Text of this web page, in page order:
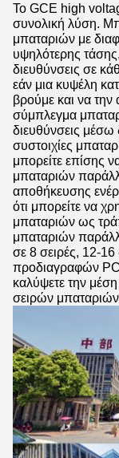
Το GCE high
συνολική λύση.
μπαταριών με
υψηλότερης
διευθύνσεις σε
εάν μια κυψέλη
βρούμε και να
σύμπλεγμα
διευθύνσεις
συστοιχίες
μπορείτε επίσης
μπαταριών
αποθήκευσης
ότι μπορείτε να
μπαταριών ως
μπαταριών
σε 8 σειρές, 12-16
προδιαγραφών
καλύψετε την
σειρών